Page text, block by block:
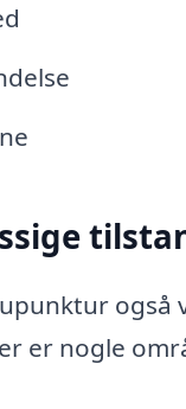
også
er nogle